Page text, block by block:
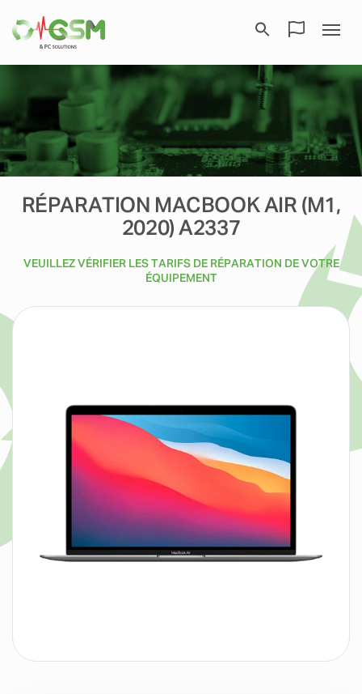
RÉPARATION MACBOOK AIR (M1,
2020) A2337
VEUILLEZ VÉRIFIER LES TARIFS DE RÉPARATION DE VOTRE
ÉQUIPEMENT